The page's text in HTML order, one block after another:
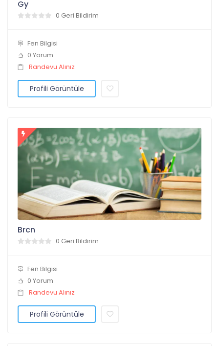
Gy
0 Geri Bildirim
Fen Bilgisi
0 Yorum
Randevu Alınız
Profili Görüntüle
Brcn
0 Geri Bildirim
Fen Bilgisi
0 Yorum
Randevu Alınız
Profili Görüntüle